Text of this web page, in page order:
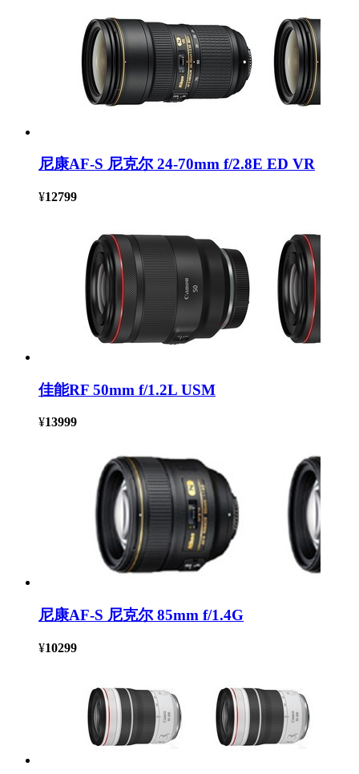
尼康AF-S 尼克尔 24-70mm f/2.8E ED VR
¥12799
佳能RF 50mm f/1.2L USM
¥13999
尼康AF-S 尼克尔 85mm f/1.4G
¥10299